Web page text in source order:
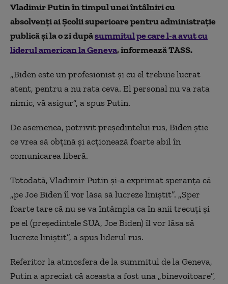
Vladimir Putin în timpul unei întâlniri cu
absolvenţi ai Şcolii superioare pentru administraţie
publică şi la o zi dupăsummitul pe care l-a avut cu
liderul american la Geneva, informează TASS.
„Biden este un profesionist şi cu el trebuie lucrat
atent, pentru a nu rata ceva. El personal nu va rata
nimic, vă asigur”, a spus Putin.
De asemenea, potrivit preşedintelui rus, Biden ştie
ce vrea să obţină şi acţionează foarte abil în
comunicarea liberă.
Totodată, Vladimir Putin şi-a exprimat speranţa că
„pe Joe Biden îl vor lăsa să lucreze liniştit”. „Sper
foarte tare că nu se va întâmpla ca în anii trecuţi şi
pe el (preşedintele SUA, Joe Biden) îl vor lăsa să
lucreze liniştit”, a spus liderul rus.
Referitor la atmosfera de la summitul de la Geneva,
Putin a apreciat că aceasta a fost una „binevoitoare”,